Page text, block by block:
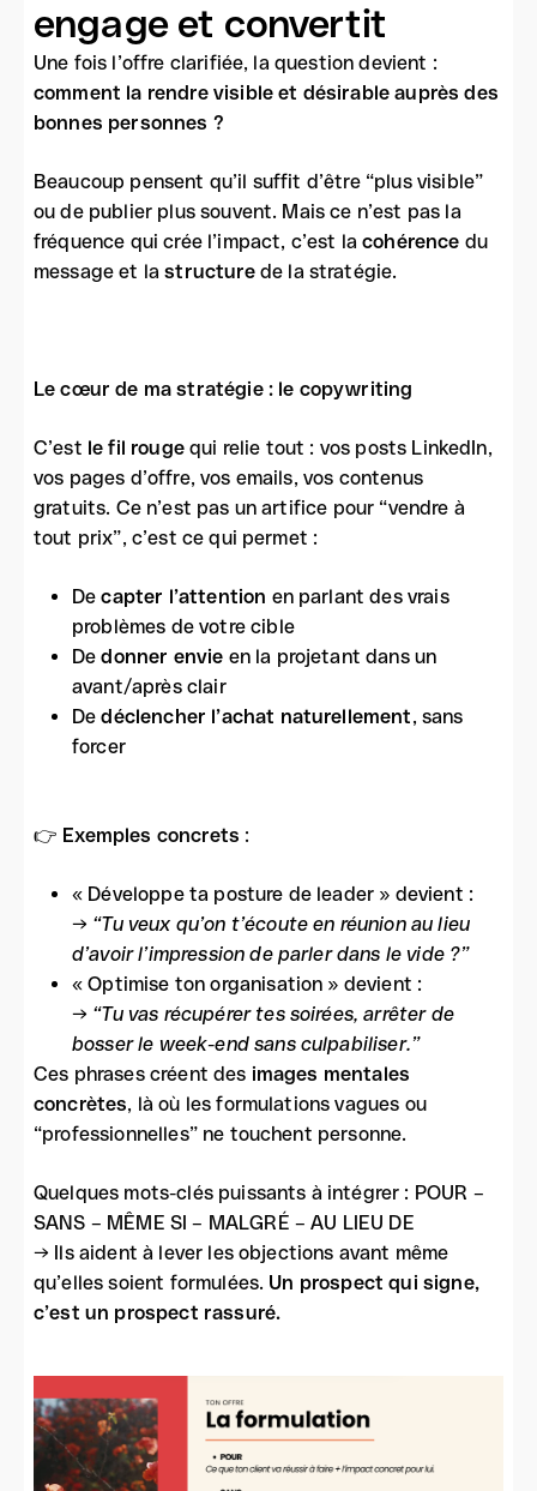
engage et convertit
Une fois l’offre clarifiée, la question devient :
comment la rendre visible et désirable auprès des
bonnes personnes ?
Beaucoup pensent qu’il suffit d’être “plus visible”
ou de publier plus souvent. Mais ce n’est pas la
fréquence qui crée l’impact, c’est lacohérence du
message et lastructurede la stratégie.
Le cœur de ma stratégie : le copywriting
C’est le fil rougequi relie tout : vos posts LinkedIn,
vos pages d’offre, vos emails, vos contenus
gratuits. Ce n’est pas un artifice pour “vendre à
tout prix”, c’est ce qui permet :
Decapter l’attention en parlant des vrais
problèmes de votre cible
Dedonner envie en la projetant dans un
avant/après clair
Dedéclencher l’achat naturellement, sans
forcer
👉 Exemples concrets :
« Développe ta posture de leader » devient :
→ “Tu veux qu’on t’écoute en réunion au lieu
d’avoir l’impression de parler dans le vide ?”
« Optimise ton organisation » devient :
→ “Tu vas récupérer tes soirées, arrêter de
bosser le week-end sans culpabiliser.”
Ces phrases créent des images mentales
concrètes, là où les formulations vagues ou
“professionnelles” ne touchent personne.
Quelques mots-clés puissants à intégrer : POUR –
SANS – MÊME SI – MALGRÉ – AU LIEU DE
→ Ils aident à lever les objections avant même
qu’elles soient formulées. Un prospect qui signe,
c’est un prospect rassuré.